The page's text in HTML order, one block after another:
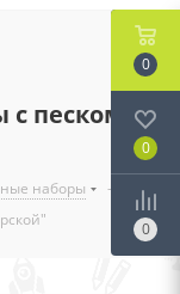
песком
наборы -
Набор
0
0
0